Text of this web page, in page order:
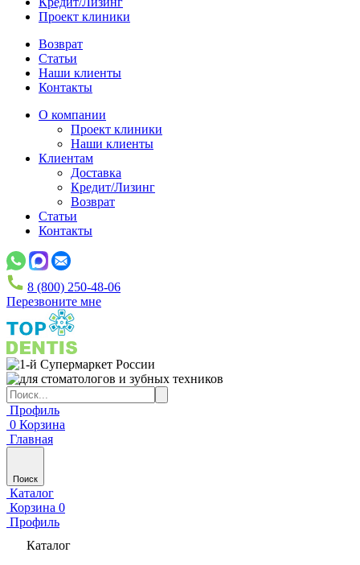
Проект клиники
Возврат
Статьи
Наши клиенты
Контакты
О компании
Проект клиники
Наши клиенты
Клиентам
Доставка
Кредит/Лизинг
Возврат
Статьи
Контакты
8 (800) 250-48-06
Перезвоните мне
Профиль
0 Корзина
Главная
Поиск
Каталог
Корзина 0
Профиль
Каталог